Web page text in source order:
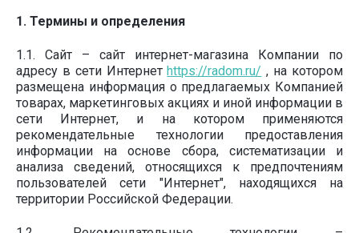
1. Термины и определения
1.1. Сайт – сайт интернет-магазина Компании по
адресу в сети Интернетhttps://radom.ru/ , на котором
размещена информация о предлагаемых Компанией
товарах, маркетинговых акциях и иной информации в
сети Интернет, и на котором применяются
рекомендательные технологии предоставления
информации на основе сбора, систематизации и
анализа сведений, относящихся к предпочтениям
пользователей сети "Интернет", находящихся на
территории Российской Федерации.